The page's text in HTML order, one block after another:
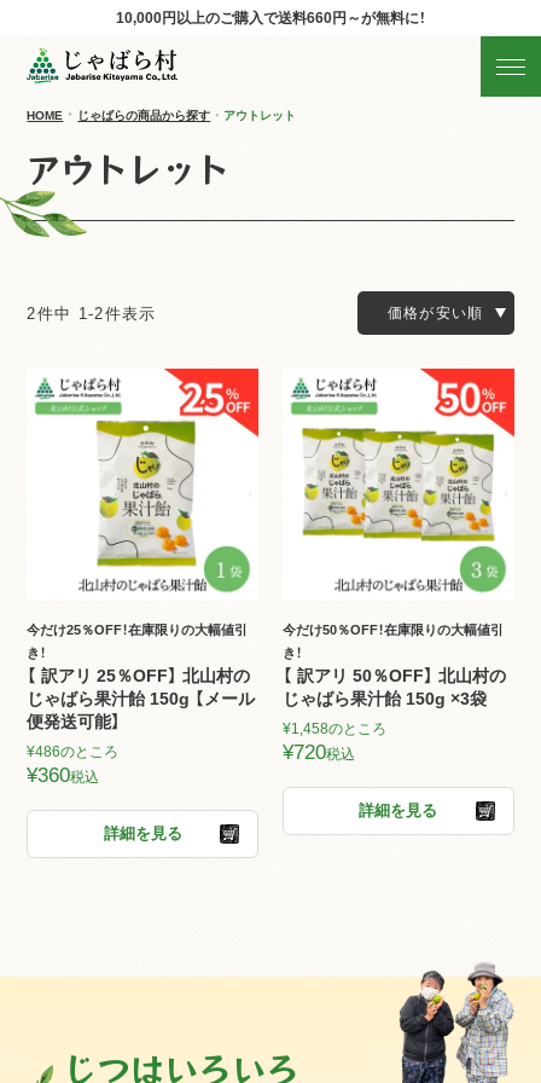
10,000円以上のご購入で送料660円～が無料に！
HOME じゃばらの商品から探す アウトレット
アウトレット
価格が安い順
2件中 1 -2件表示
今だけ25％OFF！在庫限りの大幅値引
き！
【 訳アリ 25％OFF】 北山村の
じゃばら果汁飴 150g 【メール
便発送可能】
¥486のところ
¥360税込
詳細を見る
今だけ50％OFF！在庫限りの大幅値引
き！
【 訳アリ 50％OFF】 北山村の
じゃばら果汁飴 150g ×3袋
¥1,458のところ
¥720税込
詳細を見る
じつはいろいろ
じゃばらの商品を探す
産地直送!旬の商品
商品の分類から探す
ギフト
すべての商品を見る